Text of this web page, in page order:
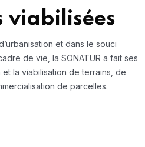
viabilisées
et dans le souci
de vie, la SONATUR a fait ses
et la viabilisation de terrains, de
de parcelles.